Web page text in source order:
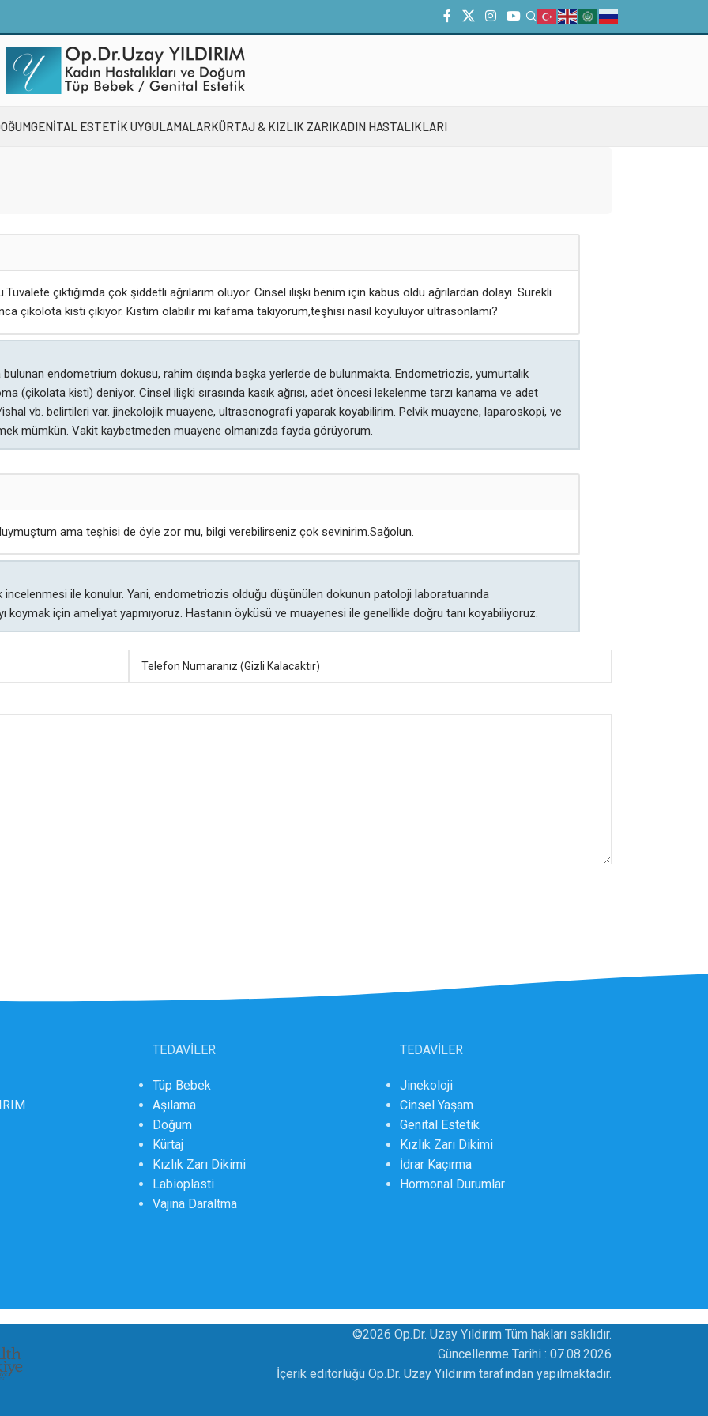
GENİTAL ESTETİK UYGULAMALARKÜRTAJ & KIZLIK ZARIKADIN HASTALIKLARI
çıktığımda çok şiddetli ağrılarım oluyor. Cinsel ilişki benim için kabus oldu ağrılardan dolayı. Sürekli
çikolota kisti çıkıyor. Kistim olabilir mi kafama takıyorum,teşhisi nasıl koyuluyor ultrasonlamı?
endometrium dokusu, rahim dışında başka yerlerde de bulunmakta. Endometriozis, yumurtalık
(çikolata kisti) deniyor. Cinsel ilişki sırasında kasık ağrısı, adet öncesi lekelenme tarzı kanama ve adet
ishal vb. belirtileri var. jinekolojik muayene, ultrasonografi yaparak koyabilirim. Pelvik muayene, laparoskopi, ve
mümkün. Vakit kaybetmeden muayene olmanızda fayda görüyorum.
ama teşhisi de öyle zor mu, bilgi verebilirseniz çok sevinirim.Sağolun.
ile konulur. Yani, endometriozis olduğu düşünülen dokunun patoloji laboratuarında
koymak için ameliyat yapmıyoruz. Hastanın öyküsü ve muayenesi ile genellikle doğru tanı koyabiliyoruz.
TEDAVİLER
Tüp Bebek
Aşılama
Doğum
Kürtaj
Kızlık Zarı Dikimi
Labioplasti
Vajina Daraltma
TEDAVİLER
Jinekoloji
Cinsel Yaşam
Genital Estetik
Kızlık Zarı Dikimi
İdrar Kaçırma
Hormonal Durumlar
©2026 Op.Dr. Uzay Yıldırım Tüm hakları saklıdır.
Güncellenme Tarihi : 07.08.2026
İçerik editörlüğü Op.Dr. Uzay Yıldırım tarafından yapılmaktadır.